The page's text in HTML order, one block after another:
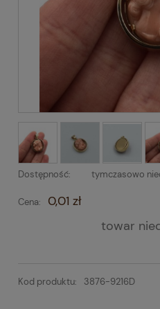
Dostępność: tymczasowo
Cena:
0,01 zł
towar
Kod produktu: 3876-9216D